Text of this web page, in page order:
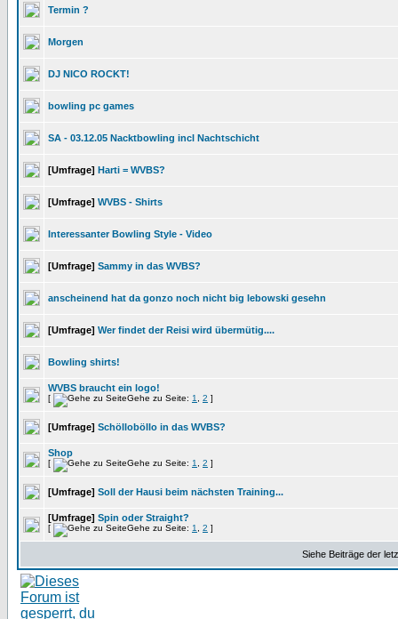
Termin ?
Morgen
DJ NICO ROCKT!
bowling pc games
SA - 03.12.05 Nacktbowling incl Nachtschicht
[Umfrage] Harti = WVBS?
[Umfrage] WVBS - Shirts
Interessanter Bowling Style - Video
[Umfrage] Sammy in das WVBS?
anscheinend hat da gonzo noch nicht big lebowski gesehn
[Umfrage] Wer findet der Reisi wird übermütig....
Bowling shirts!
WVBS braucht ein logo!
[ Gehe zu Seite: 1 2 ]
[Umfrage] Schölloböllo in das WVBS?
Shop
[ Gehe zu Seite: 1 2 ]
[Umfrage] Soll der Hausi beim nächsten Training...
[Umfrage] Spin oder Straight?
[ Gehe zu Seite: 1 2 ]
Siehe Beiträge der